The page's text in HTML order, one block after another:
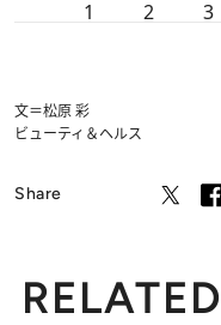
1 2 3
文＝松原 彩
ビューティ＆ヘルス
Share